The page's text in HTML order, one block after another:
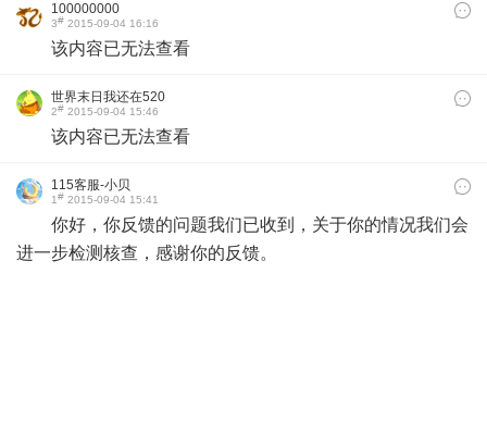
100000000
3# 2015-09-04 16:16
该内容已无法查看
世界末日我还在520
2# 2015-09-04 15:46
该内容已无法查看
115客服-小贝
1# 2015-09-04 15:41
你好，你反馈的问题我们已收到，关于你的情况我们会
进一步检测核查，感谢你的反馈。